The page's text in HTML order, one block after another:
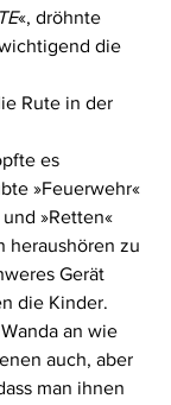
«, dröhnte
die
Rute in der
es
»Feuerwehr«
»Retten«
heraushören zu
Gerät
die Kinder.
an wie
auch, aber
man ihnen